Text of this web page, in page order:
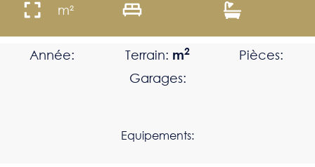
m²
Année: Terrain: m2
Pièces:
Garages:
Equipements: